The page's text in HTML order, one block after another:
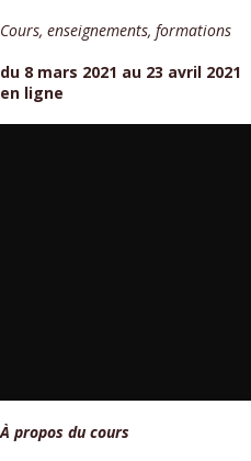
Cours, enseignements, formations
du 8 mars 2021 au 23 avril 2021
en ligne
À propos du cours